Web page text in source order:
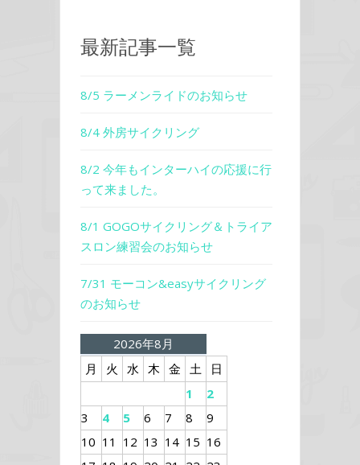
最新記事一覧
8/5 ラーメンライドのお知らせ
8/4 外房サイクリング
8/2 今年もインターハイの応援に行
って来ました。
8/1 GOGOサイクリング＆トライア
スロン練習会のお知らせ
7/31 モーコン&easyサイクリング
のお知らせ
2026年8月
月
火 水 木 金 土
日
1
2
3
4 5 6 7 8
9
10 11 12 13 14 15 16